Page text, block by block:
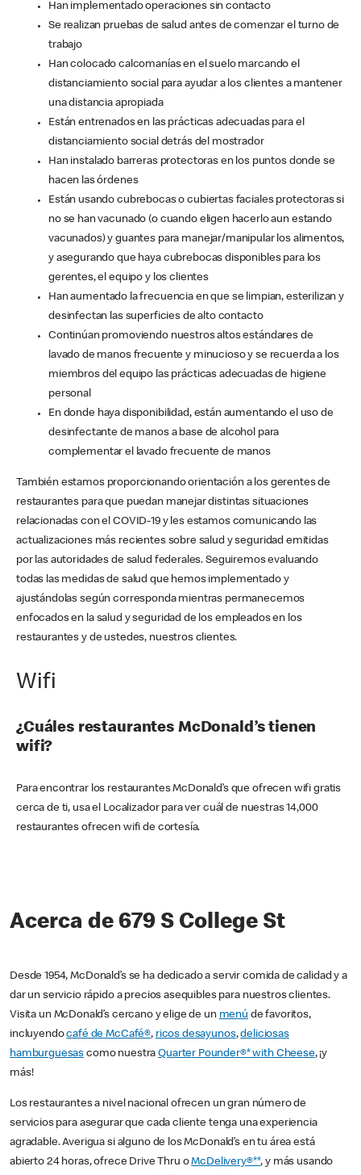
Han implementado operaciones sin contacto
Se realizan pruebas de salud antes de comenzar el turno de
trabajo
Han colocado calcomanías en el suelo marcando el
distanciamiento social para ayudar a los clientes a mantener
una distancia apropiada
Están entrenados en las prácticas adecuadas para el
distanciamiento social detrás del mostrador
Han instalado barreras protectoras en los puntos donde se
hacen las órdenes
Están usando cubrebocas o cubiertas faciales protectoras si
no se han vacunado (o cuando eligen hacerlo aun estando
vacunados) y guantes para manejar/manipular los alimentos,
y asegurando que haya cubrebocas disponibles para los
gerentes, el equipo y los clientes
Han aumentado la frecuencia en que se limpian, esterilizan y
desinfectan las superficies de alto contacto
Continúan promoviendo nuestros altos estándares de
lavado de manos frecuente y minucioso y se recuerda a los
miembros del equipo las prácticas adecuadas de higiene
personal
En donde haya disponibilidad, están aumentando el uso de
desinfectante de manos a base de alcohol para
complementar el lavado frecuente de manos
También estamos proporcionando orientación a los gerentes de
restaurantes para que puedan manejar distintas situaciones
relacionadas con el COVID-19 y les estamos comunicando las
actualizaciones más recientes sobre salud y seguridad emitidas
por las autoridades de salud federales. Seguiremos evaluando
todas las medidas de salud que hemos implementado y
ajustándolas según corresponda mientras permanecemos
enfocados en la salud y seguridad de los empleados en los
restaurantes y de ustedes, nuestros clientes.
Wifi
¿Cuáles restaurantes McDonald’s tienen
wifi?
Para encontrar los restaurantes McDonald’s que ofrecen wifi gratis
cerca de ti, usa el Localizador para ver cuál de nuestras 14,000
restaurantes ofrecen wifi de cortesía.
Acerca de 679 S College St
Desde 1954, McDonald’s se ha dedicado a servir comida de calidad y a
dar un servicio rápido a precios asequibles para nuestros clientes.
Visita un McDonald’s cercano y elige de un menú de favoritos,
incluyendocafé de McCafé®, ricos desayunos,deliciosas
hamburguesas como nuestraQuarter Pounder®* with Cheese, ¡y
más!
Los restaurantes a nivel nacional ofrecen un gran número de
servicios para asegurar que cada cliente tenga una experiencia
agradable. Averigua si alguno de los McDonald’s en tu área está
abierto 24 horas, ofrece Drive Thru oMcDelivery®**, y más usando